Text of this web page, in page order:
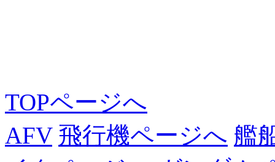
TOPページへ
AFV 飛行機ページへ 艦